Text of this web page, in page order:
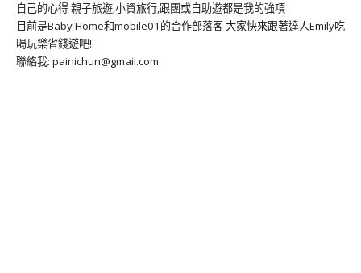
自己的心得 親子旅遊,小資旅行,跟團或自助遊都是我的強項
目前是Baby Home和mobile01的合作部落客 大家快來跟著達人Emily吃
喝玩樂省錢遊吧!
聯絡我: painichun@gmail.com